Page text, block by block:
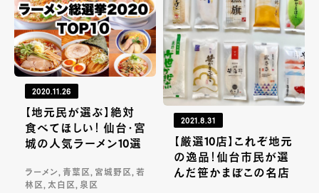
2020.11.26
【地元民が選ぶ】絶対
食べてほしい！ 仙台・宮
城の人気ラーメン10選
ラーメン, 青葉区, 宮城野区, 若
林区, 太白区, 泉区
2021.8.31
【厳選10店】これぞ地元
の逸品！仙台市民が選
んだ笹かまぼこの名店